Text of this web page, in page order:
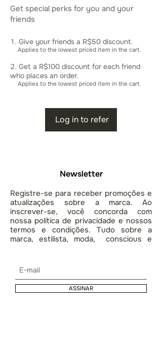
Get special perks for you and your
friends
Give your friends a R$50 discount.
Applies to the lowest priced item in the cart.
Get a R$100 discount for each friend
who places an order.
Applies to the lowest priced item in the cart.
Log in to refer
Newsletter
Registre-se para receber promoções e
atualizações sobre a marca. Ao
inscrever-se, você concorda com
nossa política de privacidade e nossos
termos e condições. Tudo sobre a
marca, estilista, moda, conscious e
ASSINAR